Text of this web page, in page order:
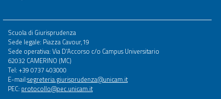
Footer
menu
full
Scuola di Giurisprudenza
Sede legale: Piazza Cavour,19
Sede operativa: Via D'Accorso c/o Campus Universitario
62032 CAMERINO (MC)
Tel: +39 0737 403000
E-mail:segreteria.giurisprudenza@unicam.it
PEC: protocollo@pec.unicam.it